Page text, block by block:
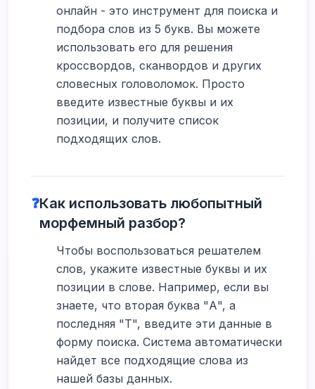
онлайн - это инструмент для поиска и
подбора слов из 5 букв. Вы можете
использовать его для решения
кроссвордов, сканвордов и других
словесных головоломок. Просто
введите известные буквы и их
позиции, и получите список
подходящих слов.
❓Как использовать любопытный
морфемный разбор?
Чтобы воспользоваться решателем
слов, укажите известные буквы и их
позиции в слове. Например, если вы
знаете, что вторая буква "А", а
последняя "Т", введите эти данные в
форму поиска. Система автоматически
найдет все подходящие слова из
нашей базы данных.